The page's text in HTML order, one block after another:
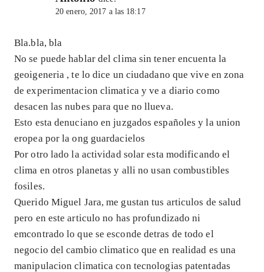
20 enero, 2017 a las 18:17
Bla.bla, bla
No se puede hablar del clima sin tener encuenta la
geoigeneria , te lo dice un ciudadano que vive en zona
de experimentacion climatica y ve a diario como
desacen las nubes para que no llueva.
Esto esta denuciano en juzgados españoles y la union
eropea por la ong guardacielos
Por otro lado la actividad solar esta modificando el
clima en otros planetas y alli no usan combustibles
fosiles.
Querido Miguel Jara, me gustan tus articulos de salud
pero en este articulo no has profundizado ni
emcontrado lo que se esconde detras de todo el
negocio del cambio climatico que en realidad es una
manipulacion climatica con tecnologias patentadas